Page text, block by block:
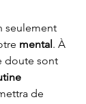
seulement
mental. À
doute sont
de